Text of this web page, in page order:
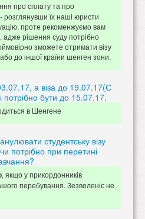
про сплату та про
їх наші юристи
проте рекоменжуємо вам
рішення суду потрібно
зможете отримати візу
до іншої країни шенген зони.
а віза до 19.07.17(С
бути до 15.07.17.
в Шенгене
студентську візу
потрібно при перетині
, якщо у прикордонників
перебування. Зезволеніє не